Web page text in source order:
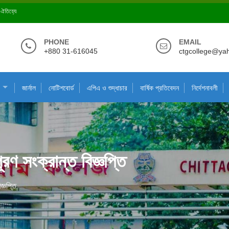
ঐতিহ্যে
PHONE
+880 31-616045
EMAIL
জার্নাল নোটিশবোর্ড এপিএ ও শুদ্ধাচার বার্ষিক প্রতিবেদন নির্দেশনাবলী
সংক্রান্ত বিজ্ঞপ্তি